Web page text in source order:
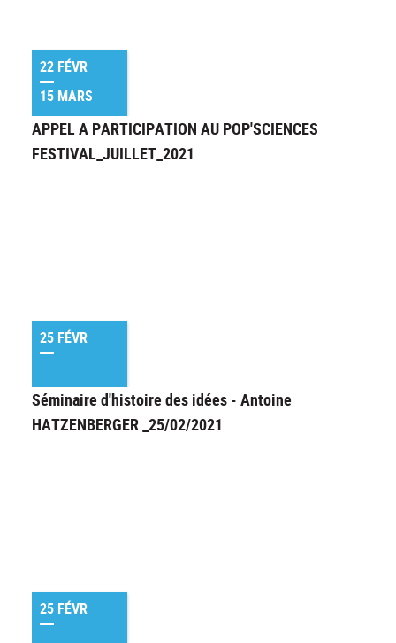
22 FÉVR
15 MARS
APPEL A PARTICIPATION AU POP'SCIENCES
FESTIVAL_JUILLET_2021
25 FÉVR
Séminaire d'histoire des idées - Antoine
HATZENBERGER _25/02/2021
25 FÉVR